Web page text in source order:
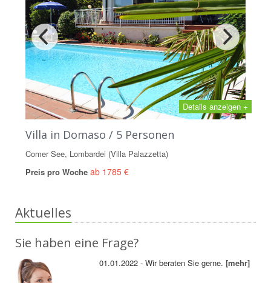
Details anzeigen +
Villa in Domaso / 5 Personen
Comer See, Lombardei (Villa Palazzetta)
Preis pro Woche ab 1785 €
Aktuelles
Sie haben eine Frage?
01.01.2022 - Wir beraten Sie gerne.[mehr]